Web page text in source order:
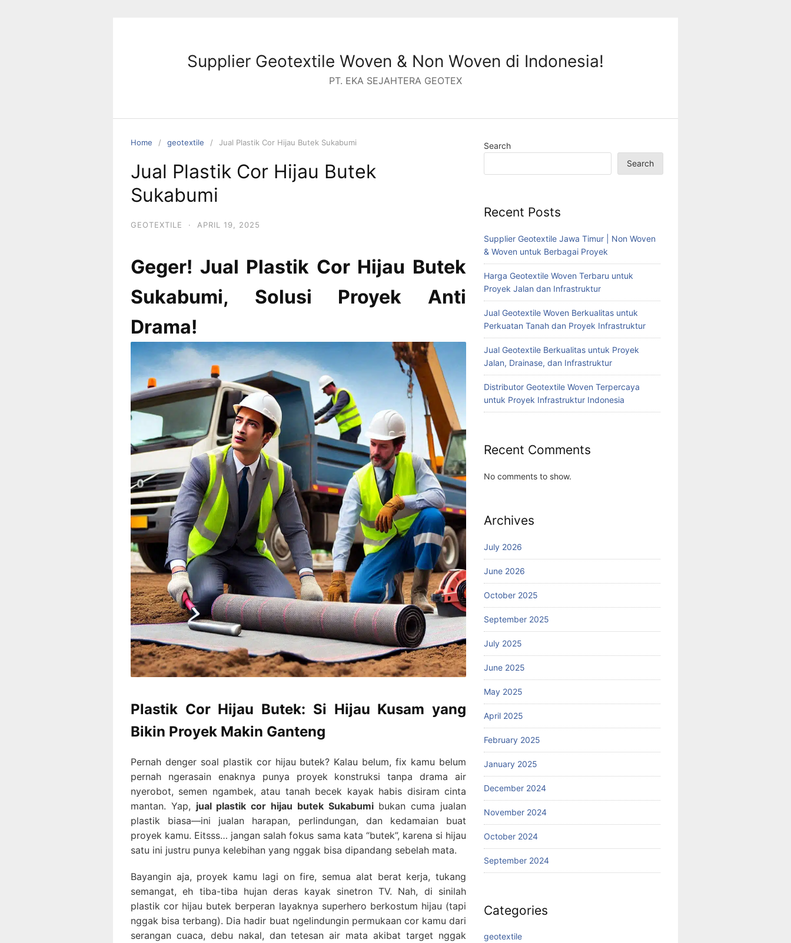
Supplier Geotextile Woven & Non Woven di Indonesia!
PT. EKA SEJAHTERA GEOTEX
Home geotextile Jual Plastik Cor Hijau Butek Sukabumi
Jual Plastik Cor Hijau Butek
Sukabumi
GEOTEXTILE · APRIL 19, 2025
Geger! Jual Plastik Cor Hijau Butek
Sukabumi, Solusi Proyek Anti
Drama!
Plastik Cor Hijau Butek: Si Hijau Kusam yang
Bikin Proyek Makin Ganteng
Pernah denger soal plastik cor hijau butek? Kalau belum, fix kamu belum
pernah ngerasain enaknya punya proyek konstruksi tanpa drama air
nyerobot, semen ngambek, atau tanah becek kayak habis disiram cinta
mantan. Yap, jual plastik cor hijau butek Sukabumibukan cuma jualan
plastik biasa—ini jualan harapan, perlindungan, dan kedamaian buat
proyek kamu. Eitsss… jangan salah fokus sama kata “butek”, karena si hijau
satu ini justru punya kelebihan yang nggak bisa dipandang sebelah mata.
Bayangin aja, proyek kamu lagi on fire, semua alat berat kerja, tukang
semangat, eh tiba-tiba hujan deras kayak sinetron TV. Nah, di sinilah
plastik cor hijau butek berperan layaknya superhero berkostum hijau (tapi
nggak bisa terbang). Dia hadir buat ngelindungin permukaan cor kamu dari
serangan cuaca, debu nakal, dan tetesan air mata akibat target nggak
Search
Search
Recent Posts
Supplier Geotextile Jawa Timur | Non Woven
& Woven untuk Berbagai Proyek
Harga Geotextile Woven Terbaru untuk
Proyek Jalan dan Infrastruktur
Jual Geotextile Woven Berkualitas untuk
Perkuatan Tanah dan Proyek Infrastruktur
Jual Geotextile Berkualitas untuk Proyek
Jalan, Drainase, dan Infrastruktur
Distributor Geotextile Woven Terpercaya
untuk Proyek Infrastruktur Indonesia
Recent Comments
No comments to show.
Archives
July 2026
June 2026
October 2025
September 2025
July 2025
June 2025
May 2025
April 2025
February 2025
January 2025
December 2024
November 2024
October 2024
September 2024
Categories
geotextile